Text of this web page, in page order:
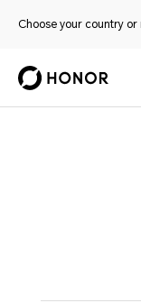
Choose your country